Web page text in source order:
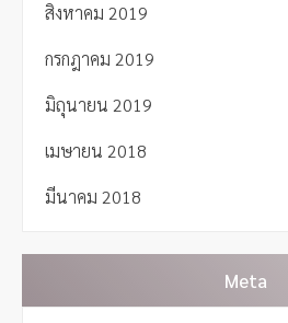
สิงหาคม 2019
กรกฎาคม 2019
มิถุนายน 2019
เมษายน 2018
มีนาคม 2018
Meta